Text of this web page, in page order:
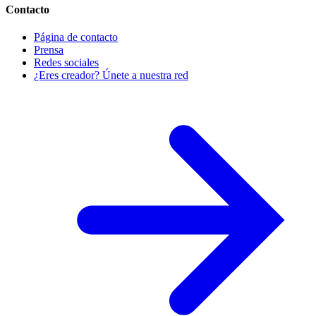
Contacto
Página de contacto
Prensa
Redes sociales
¿Eres creador? Únete a nuestra red